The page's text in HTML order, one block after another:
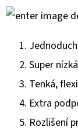
Super
Tenká,
Extra
Rozlišení